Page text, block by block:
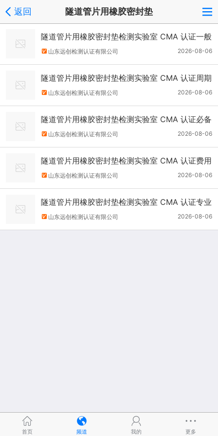
返回 隧道管片用橡胶密封垫
隧道管片用橡胶密封垫检测实验室 CMA 认证一般
流程
2026-08-06
山东远创检测认证有限公司
隧道管片用橡胶密封垫检测实验室 CMA 认证周期
2026-08-06
山东远创检测认证有限公司
隧道管片用橡胶密封垫检测实验室 CMA 认证必备
条件及要求
2026-08-06
山东远创检测认证有限公司
隧道管片用橡胶密封垫检测实验室 CMA 认证费用
介绍
2026-08-06
山东远创检测认证有限公司
隧道管片用橡胶密封垫检测实验室 CMA 认证专业
资质技术人员要求
2026-08-06
山东远创检测认证有限公司
首页 频道 我的 更多